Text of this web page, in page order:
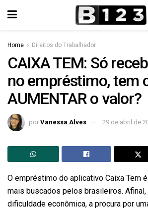
Home Direitos do Trabalhador
CAIXA TEM: Só
no empréstimo, tem
AUMENTAR o valor?
por Vanessa Alves 29 de abril de
O empréstimo do aplicativo Caixa Tem
mais buscados pelos brasileiros.
dificuldade econômica, a procura por